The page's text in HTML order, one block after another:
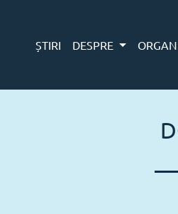
ȘTIRI DESPRE